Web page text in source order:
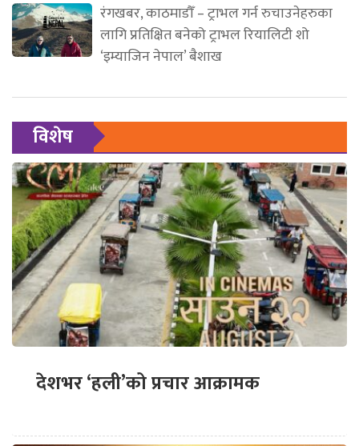
रंगखबर, काठमाडौँ – ट्राभल गर्न रुचाउनेहरुका
लागि प्रतिक्षित बनेको ट्राभल रियालिटी शो
‘इम्याजिन नेपाल’ बैशाख
विशेष
देशभर ‘हली’को प्रचार आक्रामक